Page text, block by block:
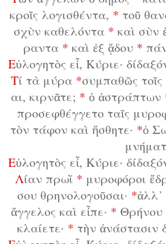
κροῖς λο­γι­σθέν­τα, * τοῦ
σχὺν κα­θε­λόν­τα * καὶ σὺν
ραν­τα * καὶ ἐξ ᾅ­δου *
Εὐ­λο­γη­τὸς εἶ, Κύ­ρι­ε·
Τί τὰ μύ­ρα *συμ­πα­θῶς
αι, κιρ­νᾶ­τε; * ὁ ἀ­στρά­πτων
προ­σε­φθέγ­γε­το ταῖς
τὸν τά­φον καὶ ἥ­σθη­τε· *ὁ
Εὐ­λο­γη­τὸς εἶ, Κύ­ρι­ε·
Λί­αν πρω­ῒ * μυ­ρο­φό­ροι
σου θρη­νο­λο­γοῦ­σαι· *ἀλλ᾿
ἄγ­γε­λος καὶ εἶ­πε· * Θρή­νου
κλαί­ε­τε· * τὴν ἀ­νά­στα­σιν